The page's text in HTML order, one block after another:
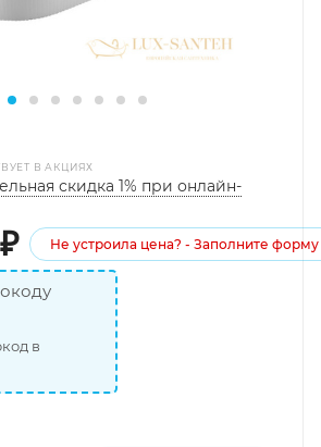
В АКЦИЯХ
скидка 1% при онлайн-
₽ Не устроила цена? - Заполните форму
в